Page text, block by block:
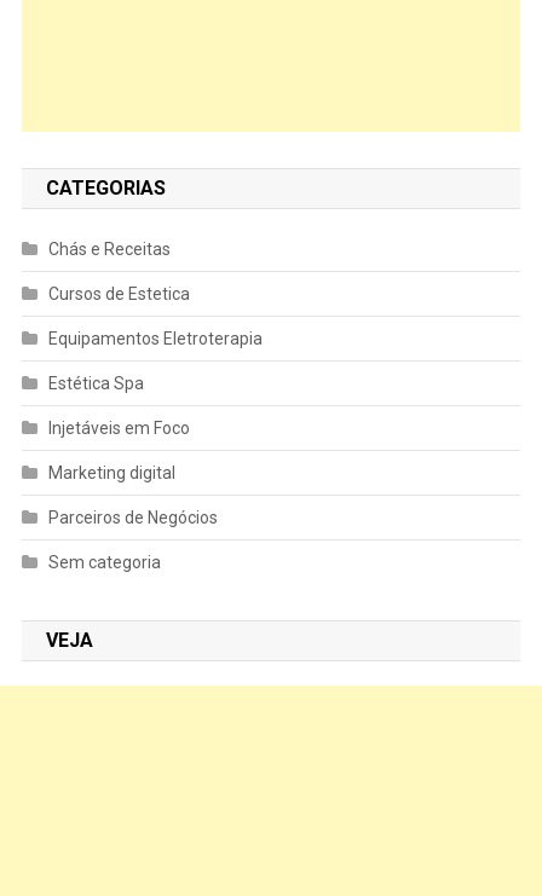
CATEGORIAS
Chás e Receitas
Cursos de Estetica
Equipamentos Eletroterapia
Estética Spa
Injetáveis em Foco
Marketing digital
Parceiros de Negócios
Sem categoria
VEJA